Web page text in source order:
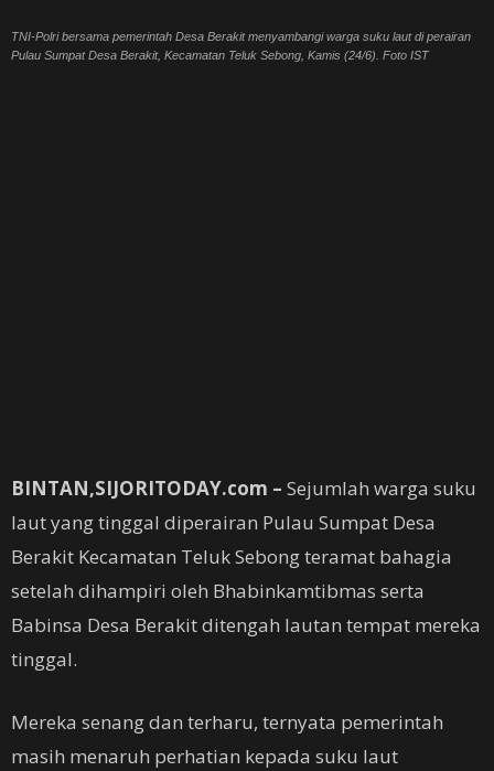
TNI-Polri bersama pemerintah Desa Berakit menyambangi warga suku laut di perairan
Pulau Sumpat Desa Berakit, Kecamatan Teluk Sebong, Kamis (24/6). Foto IST
BINTAN,SIJORITODAY.com – Sejumlah warga suku
laut yang tinggal diperairan Pulau Sumpat Desa
Berakit Kecamatan Teluk Sebong teramat bahagia
setelah dihampiri oleh Bhabinkamtibmas serta
Babinsa Desa Berakit ditengah lautan tempat mereka
tinggal.
Mereka senang dan terharu, ternyata pemerintah
masih menaruh perhatian kepada suku laut